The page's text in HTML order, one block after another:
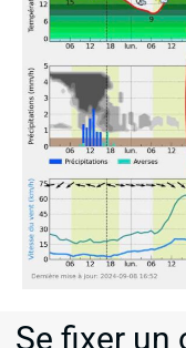
Se fixer un